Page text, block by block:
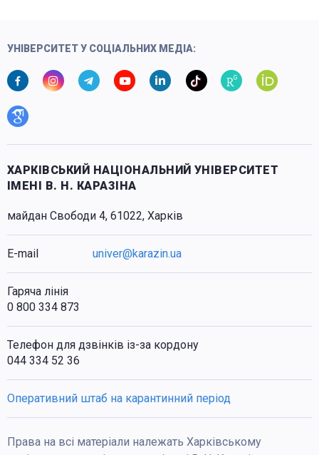
УНІВЕРСИТЕТ У СОЦІАЛЬНИХ МЕДІА:
ХАРКІВСЬКИЙ НАЦІОНАЛЬНИЙ УНІВЕРСИТЕТ
ІМЕНІ В. Н. КАРАЗІНА
майдан Свободи 4, 61022, Харків
E-mail univer@karazin.ua
Гаряча лінія
0 800 334 873
Телефон для дзвінків із-за кордону
044 334 52 36
Оперативний штаб на карантинний період
Права на всі матеріали належать Харківському